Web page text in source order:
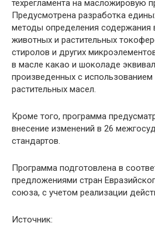
техрегламента на масложировую
Предусмотрена разработка
методы определения содержания
животных и растительных
стиролов и других
в масле какао и шоколаде
произведенных с
растительных масел.
Кроме того, программа
внесение изменений в 26
стандартов.
Программа подготовлена в
предложениями стран
союза, с учетом реализации
Источник: